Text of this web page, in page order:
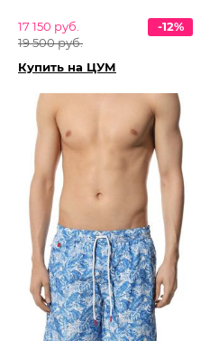
17 150 руб.
19 500 руб.
-12%
Купить на ЦУМ